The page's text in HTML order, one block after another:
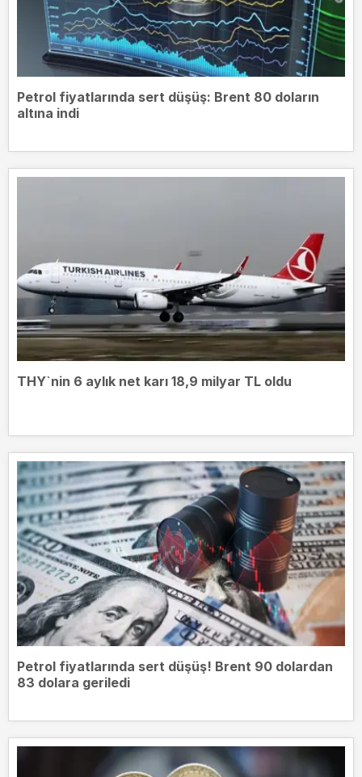
Petrol fiyatlarında sert düşüş: Brent 80 doların
altına indi
THY`nin 6 aylık net karı 18,9 milyar TL oldu
Petrol fiyatlarında sert düşüş! Brent 90 dolardan
83 dolara geriledi